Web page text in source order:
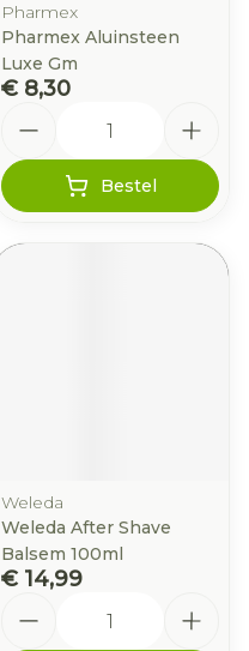
Pharmex
Pharmex Aluinsteen
Luxe Gm
€ 8,30
Bestel
Weleda
Weleda After Shave
Balsem 100ml
€ 14,99